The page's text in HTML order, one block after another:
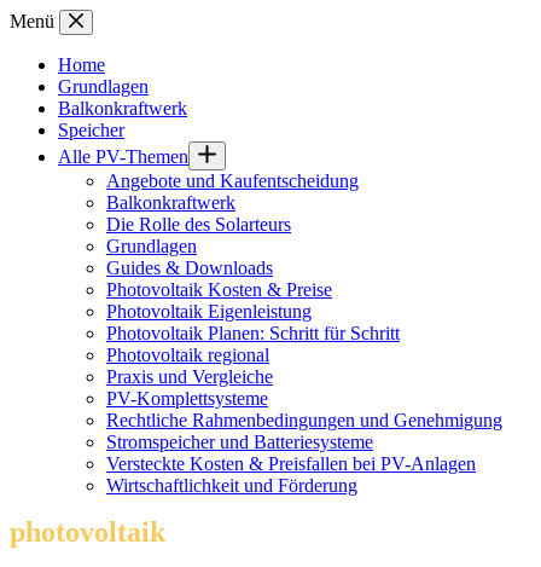
Zum
springen
Menü
Home
Grundlagen
Balkonkraftwerk
Speicher
Alle PV-Themen
Angebote und Kaufentscheidung
Balkonkraftwerk
Die Rolle des Solarteurs
Grundlagen
Guides & Downloads
Photovoltaik Kosten & Preise
Photovoltaik Eigenleistung
Photovoltaik Planen: Schritt für Schritt
Photovoltaik regional
Praxis und Vergleiche
PV-Komplettsysteme
Rechtliche Rahmenbedingungen und Genehmigung
Stromspeicher und Batteriesysteme
Versteckte Kosten & Preisfallen bei PV-Anlagen
Wirtschaftlichkeit und Förderung
photovoltaik